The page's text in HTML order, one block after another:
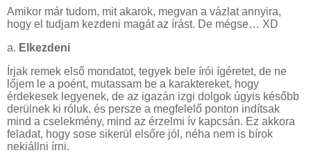
Amikor már tudom, mit akarok, megvan a vázlat annyira,
hogy el tudjam kezdeni magát az írást. De mégse… XD
a. Elkezdeni
Írjak remek első mondatot, tegyek bele írói ígéretet, de ne
lőjem le a poént, mutassam be a karaktereket, hogy
érdekesek legyenek, de az igazán izgi dolgok úgyis később
derülnek ki róluk, és persze a megfelelő ponton indítsak
mind a cselekmény, mind az érzelmi ív kapcsán. Ez akkora
feladat, hogy sose sikerül elsőre jól, néha nem is bírok
nekiállni írni.